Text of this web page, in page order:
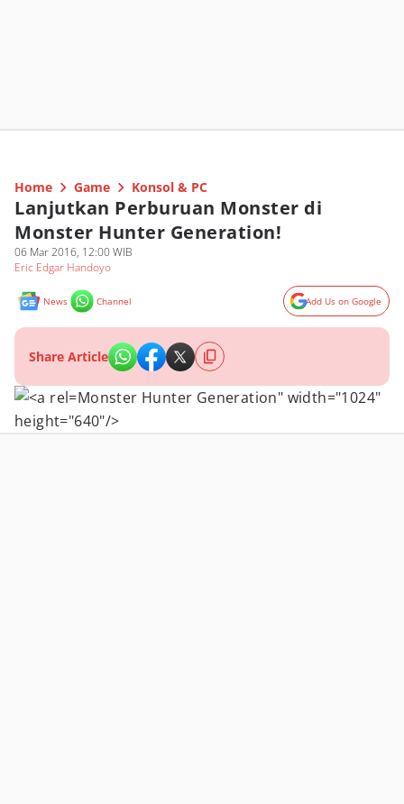
Home Game Konsol & PC
Lanjutkan Perburuan Monster di
Monster Hunter Generation!
06 Mar 2016, 12:00 WIB
Eric Edgar Handoyo
News Channel Add Us on Google
Share Article
Monster Hunter Generation" width="1024"
height="640"/>